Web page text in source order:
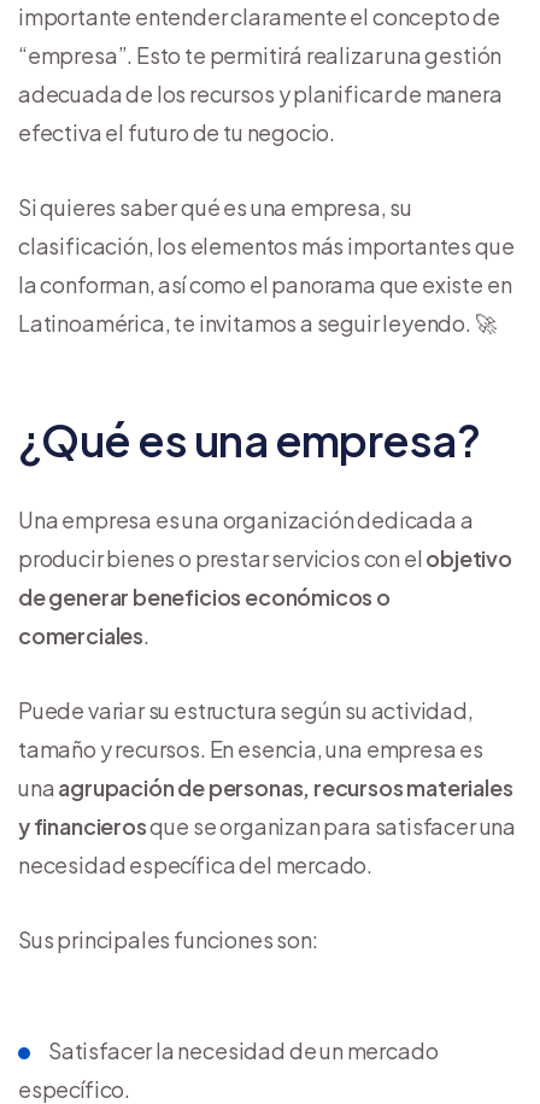
importante entender claramente el concepto de
“empresa”. Esto te permitirá realizar una gestión
adecuada de los recursos y planificar de manera
efectiva el futuro de tu negocio.
Si quieres saber qué es una empresa, su
clasificación, los elementos más importantes que
la conforman, así como el panorama que existe en
Latinoamérica, te invitamos a seguir leyendo. 🚀
¿Qué es una empresa?
Una empresa es una organización dedicada a
producir bienes o prestar servicios con el objetivo
de generar beneficios económicos o
comerciales.
Puede variar su estructura según su actividad,
tamaño y recursos. En esencia, una empresa es
una agrupación de personas, recursos materiales
y financierosque se organizan para satisfacer una
necesidad específica del mercado.
Sus principales funciones son:
Satisfacer la necesidad de un mercado
específico.